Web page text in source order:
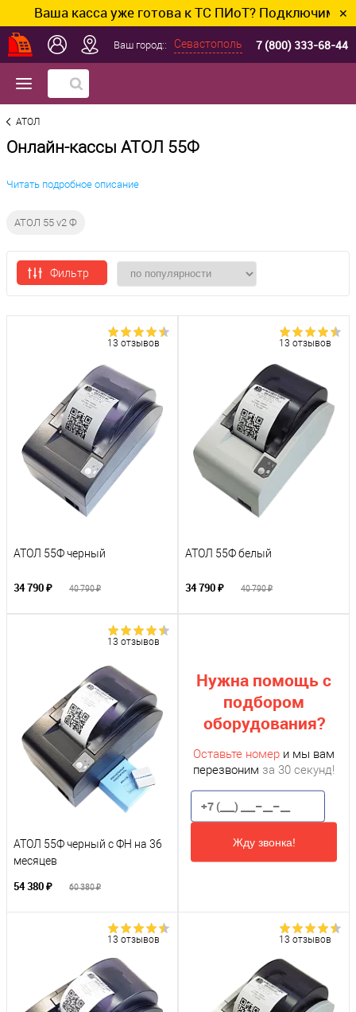
Ваша касса уже готова к ТС ПИоТ? Подключим и ✕
Ваш город:: Севастополь 7 (800) 333-68-44
АТОЛ
Онлайн-кассы АТОЛ 55Ф
Читать подробное описание
АТОЛ 55 v2 Ф
Фильтр
13 отзывов
АТОЛ 55Ф черный
34 790 ₽ 40 790 ₽
13 отзывов
АТОЛ 55Ф белый
34 790 ₽ 40 790 ₽
13 отзывов
АТОЛ 55Ф черный с ФН на 36
месяцев
54 380 ₽ 60 380 ₽
Нужна помощь с
подбором
оборудования?
Оставьте номер и мы вам
перезвоним за 30 секунд!
Жду звонка!
13 отзывов 13 отзывов